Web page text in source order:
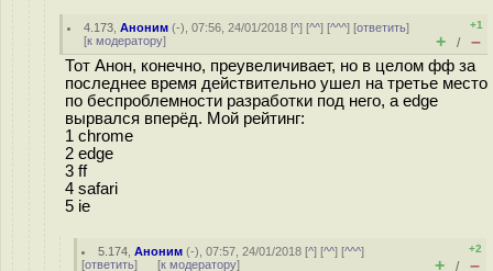
4.173 ,Аноним (-), 07:56, 24/01/2018 [^] [^^] [^^^] [ответить]
[к модератору]
+1
+ / –
Тот Анон, конечно, преувеличивает, но в целом фф за
последнее время действительно ушел на третье место
по беспроблемности разработки под него, а edge
вырвался вперёд. Мой рейтинг:
1 chrome
2 edge
3 ff
4 safari
5 ie
5.174 ,Аноним (-), 07:57, 24/01/2018 [^] [^^] [^^^]
[ответить] [к модератору]
+2
+ / –